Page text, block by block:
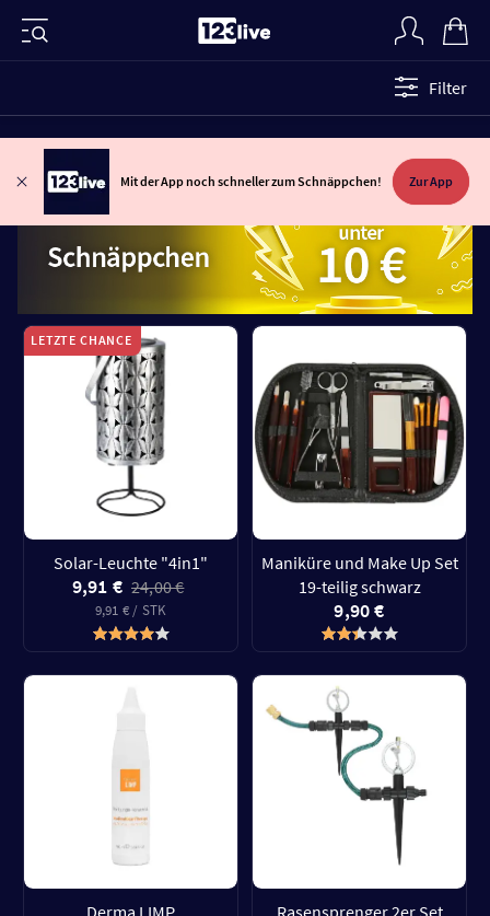
Filter
Mit der App noch schneller zum Schnäppchen! Zur App
LETZTE CHANCE
Solar-Leuchte "4in1"
9,91 € 24,00 €
9,91 € / STK
Maniküre und Make Up Set
19-teilig schwarz
9,90 €